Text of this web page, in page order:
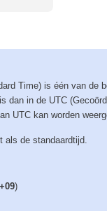
Time) is één van de
dan in de UTC
UTC kan worden
als de standaardtijd.
)